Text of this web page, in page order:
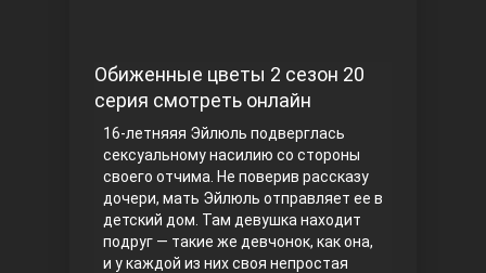
Правосyдие
Обиженные цветы 2 сезон 20
серия смотреть онлайн
16-летняяя Эйлюль подверглась
сексуальному насилию со стороны
своего отчима. Не поверив рассказу
дочери, мать Эйлюль отправляет ее в
детский дом. Там девушка находит
подруг — такие же девчонок, как она,
и у каждой из них своя непростая